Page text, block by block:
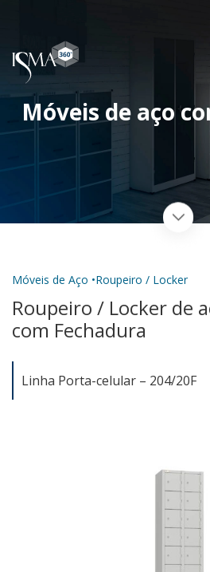
Móveis de aço
Móveis de Aço •Roupeiro / Locker
Roupeiro / Locker de
com Fechadura
Linha Porta-celular – 204/20F